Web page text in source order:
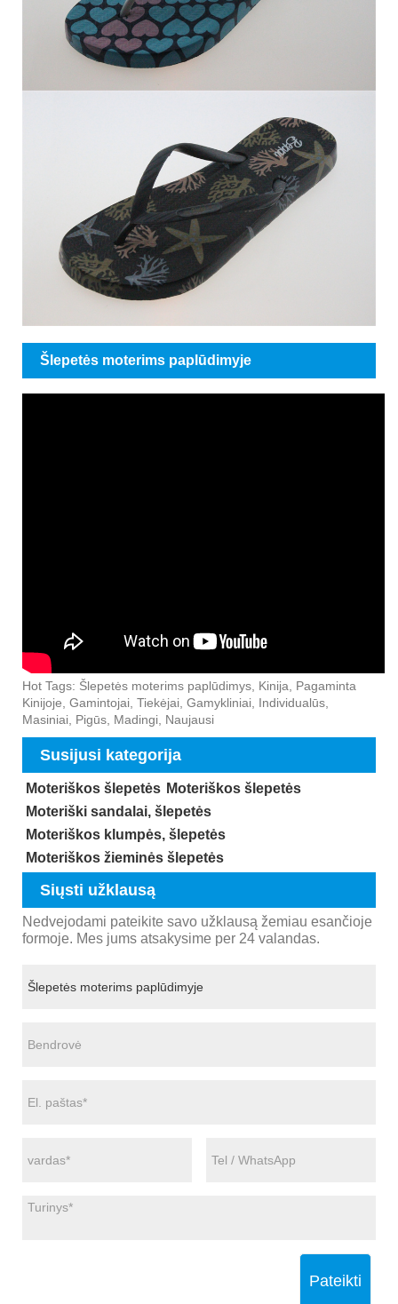
Šlepetės moterims paplūdimyje
Hot Tags: Šlepetės moterims paplūdimys, Kinija, Pagaminta
Kinijoje, Gamintojai, Tiekėjai, Gamykliniai, Individualūs,
Masiniai, Pigūs, Madingi, Naujausi
Susijusi kategorija
Moteriškos šlepetės Moteriškos šlepetės
Moteriški sandalai, šlepetės
Moteriškos klumpės, šlepetės
Moteriškos žieminės šlepetės
Siųsti užklausą
Nedvejodami pateikite savo užklausą žemiau esančioje
formoje. Mes jums atsakysime per 24 valandas.
Pateikti